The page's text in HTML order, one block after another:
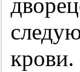
крови.